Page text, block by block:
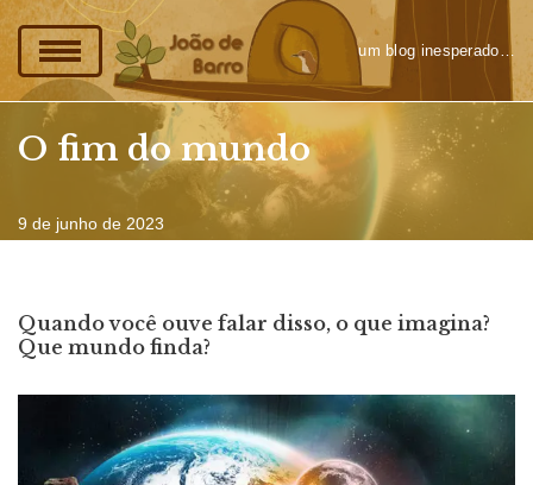
Pular
para
conteúdo
um blog inesperado…
O fim do mundo
9 de junho de 2023
Quando você ouve falar disso, o que imagina?
Que mundo finda?